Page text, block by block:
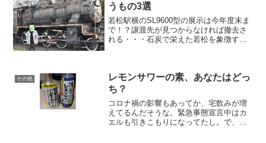
うもの3選
若松駅横のSL9600型の展示は今年度末ま
で！？譲渡先が見つからなければ撤去さ
れる・・・石炭で栄えた若松を象徴する
今年度で撤去と...
その他
レモンサワーの素、あなたはどっ
ち？
コロナ禍の影響もあってか、宅飲みが増
えてるんだそうな。緊急事態宣言中はカ
エルも引きこもりになってたし。で、こ